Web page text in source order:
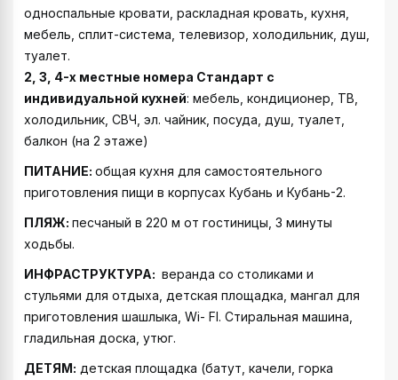
односпальные кровати, раскладная кровать, кухня,
мебель, сплит-система, телевизор, холодильник, душ,
туалет.
2, 3, 4-х местные номера Стандарт с
индивидуальной кухней: мебель, кондиционер, ТВ,
холодильник, СВЧ, эл. чайник, посуда, душ, туалет,
балкон (на 2 этаже)
ПИТАНИЕ: общая кухня для самостоятельного
приготовления пищи в корпусах Кубань и Кубань-2.
ПЛЯЖ: песчаный в 220 м от гостиницы, 3 минуты
ходьбы.
ИНФРАСТРУКТУРА: веранда со столиками и
стульями для отдыха, детская площадка, мангал для
приготовления шашлыка, Wi- FI. Стиральная машина,
гладильная доска, утюг.
ДЕТЯМ: детская площадка (батут, качели, горка